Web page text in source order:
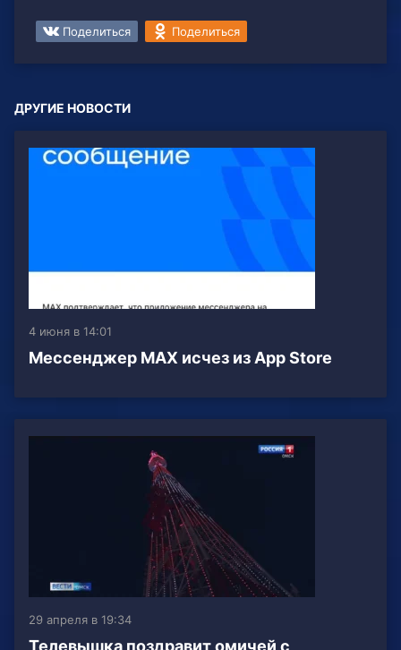
Поделиться Поделиться
ДРУГИЕ НОВОСТИ
4 июня в 14:01
Мессенджер МАХ исчез из App Store
29 апреля в 19:34